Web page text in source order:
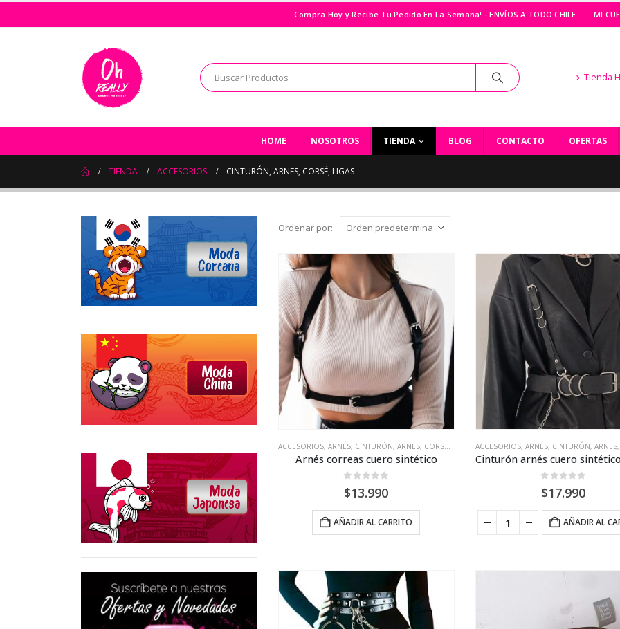
Compra Hoy y Recibe Tu Pedido En La Semana! - ENVÍOS A TODO CHILE | MI
Tienda
HOME NOSOTROS TIENDA BLOG CONTACTO OFERTAS
TIENDA ACCESORIOS CINTURÓN, ARNES, CORSÉ, LIGAS
Ordenar por:
ACCESORIOS, ARNÉS, CINTURÓN, ARNES, CORSÉ, LIGAS
Arnés correas cuero sintético
0
$13.990
AÑADIR AL CARRITO
ACCESORIOS, ARNÉS, CINTURÓN, ARNES,
0
$17.990
AÑADIR AL